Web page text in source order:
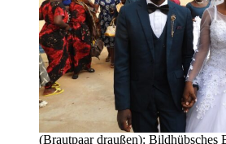
(Brautpaar draußen): Bildhübsches